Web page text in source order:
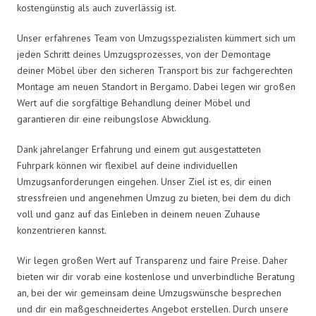
kostengünstig als auch zuverlässig ist.
Unser erfahrenes Team von Umzugsspezialisten kümmert sich um
jeden Schritt deines Umzugsprozesses, von der Demontage
deiner Möbel über den sicheren Transport bis zur fachgerechten
Montage am neuen Standort in Bergamo. Dabei legen wir großen
Wert auf die sorgfältige Behandlung deiner Möbel und
garantieren dir eine reibungslose Abwicklung.
Dank jahrelanger Erfahrung und einem gut ausgestatteten
Fuhrpark können wir flexibel auf deine individuellen
Umzugsanforderungen eingehen. Unser Ziel ist es, dir einen
stressfreien und angenehmen Umzug zu bieten, bei dem du dich
voll und ganz auf das Einleben in deinem neuen Zuhause
konzentrieren kannst.
Wir legen großen Wert auf Transparenz und faire Preise. Daher
bieten wir dir vorab eine kostenlose und unverbindliche Beratung
an, bei der wir gemeinsam deine Umzugswünsche besprechen
und dir ein maßgeschneidertes Angebot erstellen. Durch unsere